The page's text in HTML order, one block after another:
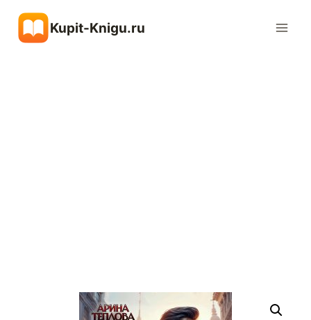
содержимому
Kupit-Knigu.ru